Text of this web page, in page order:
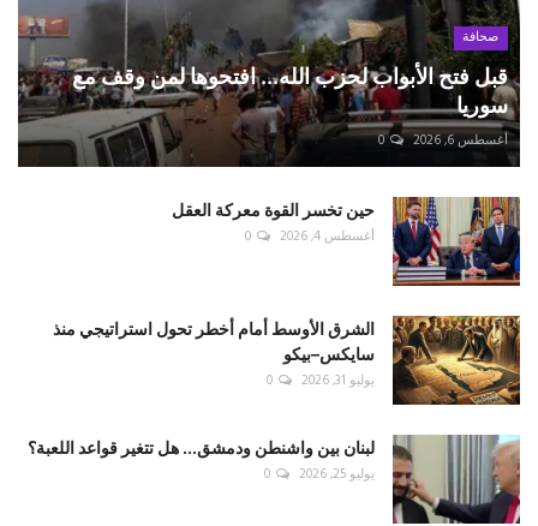
صحافة
قبل فتح الأبواب لحزب الله... افتحوها لمن وقف مع
سوريا
أغسطس 6, 2026 0
حين تخسر القوة معركة العقل
أغسطس 4, 2026 0
الشرق الأوسط أمام أخطر تحول استراتيجي منذ
سايكس–بيكو
يوليو 31, 2026 0
لبنان بين واشنطن ودمشق... هل تتغير قواعد اللعبة؟
يوليو 25, 2026 0